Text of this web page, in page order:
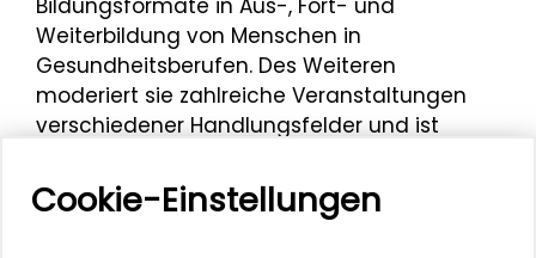
Bildungsformate in Aus-, Fort- und
Weiterbildung von Menschen in
Gesundheitsberufen. Des Weiteren
moderiert sie zahlreiche Veranstaltungen
verschiedener Handlungsfelder und ist
sich schon lange mit den Schnittstellen von
Bildung, Gesundheit und Klima beschäftigt.
Cookie-Einstellungen